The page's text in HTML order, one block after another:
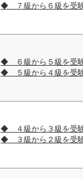
◆ ７級から６級を受
◆ ６級から５級を受
◆ ５級から４級を受
◆ ４級から３級を受
◆ ３級から２級を受